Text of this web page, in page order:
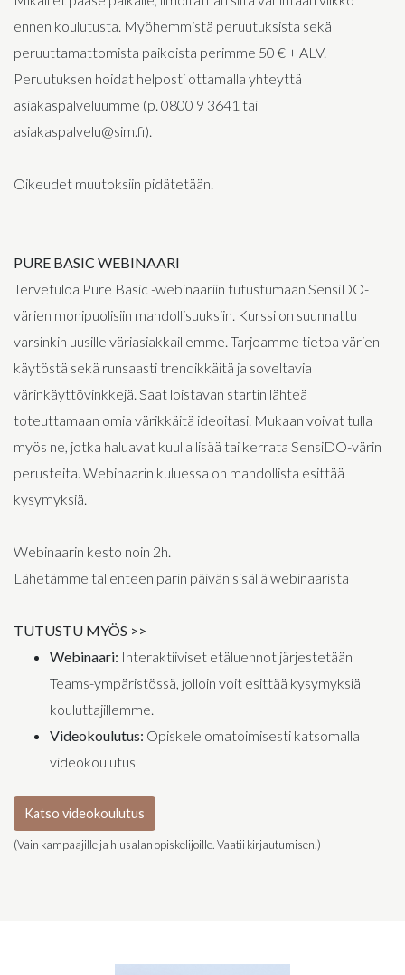
ennen koulutusta. Myöhemmistä peruutuksista sekä
peruuttamattomista paikoista perimme 50 € + ALV.
Peruutuksen hoidat helposti ottamalla yhteyttä
asiakaspalveluumme (p. 0800 9 3641 tai
asiakaspalvelu@sim.fi).
Oikeudet muutoksiin pidätetään.
PURE BASIC WEBINAARI
Tervetuloa Pure Basic -webinaariin tutustumaan SensiDO-
värien monipuolisiin mahdollisuuksiin. Kurssi on suunnattu
varsinkin uusille väriasiakkaillemme. Tarjoamme tietoa värien
käytöstä sekä runsaasti trendikkäitä ja soveltavia
värinkäyttövinkkejä. Saat loistavan startin lähteä
toteuttamaan omia värikkäitä ideoitasi. Mukaan voivat tulla
myös ne, jotka haluavat kuulla lisää tai kerrata SensiDO-värin
perusteita. Webinaarin kuluessa on mahdollista esittää
kysymyksiä.
Webinaarin kesto noin 2h.
Lähetämme tallenteen parin päivän sisällä webinaarista
TUTUSTU MYÖS >>
Webinaari: Interaktiiviset etäluennot järjestetään
Teams-ympäristössä, jolloin voit esittää kysymyksiä
kouluttajillemme.
Videokoulutus: Opiskele omatoimisesti katsomalla
videokoulutus
Katso videokoulutus
(Vain kampaajille ja hiusalan opiskelijoille. Vaatii kirjautumisen.)